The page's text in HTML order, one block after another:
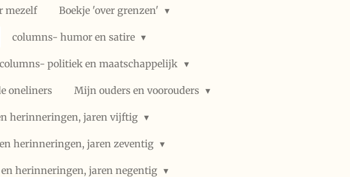
mezelf Boekje 'over grenzen'
columns- humor en satire
columns- politiek en maatschappelijk
oneliners Mijn ouders en voorouders
herinneringen, jaren vijftig
herinneringen, jaren zeventig
herinneringen, jaren negentig